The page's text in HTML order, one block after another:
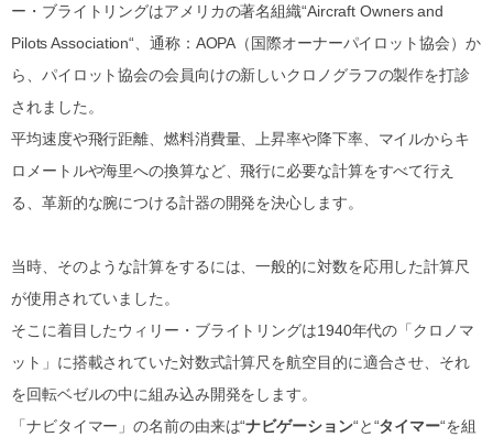
ー・ブライトリングはアメリカの著名組織“Aircraft Owners and
Pilots Association“、通称：AOPA（国際オーナーパイロット協会）か
ら、パイロット協会の会員向けの新しいクロノグラフの製作を打診
されました。
平均速度や飛行距離、燃料消費量、上昇率や降下率、マイルからキ
ロメートルや海里への換算など、飛行に必要な計算をすべて行え
る、革新的な腕につける計器の開発を決心します。
当時、そのような計算をするには、一般的に対数を応用した計算尺
が使用されていました。
そこに着目したウィリー・ブライトリングは1940年代の「クロノマ
ット」に搭載されていた対数式計算尺を航空目的に適合させ、それ
を回転ベゼルの中に組み込み開発をします。
「ナビタイマー」の名前の由来は“ナビゲーション“と“タイマー“を組